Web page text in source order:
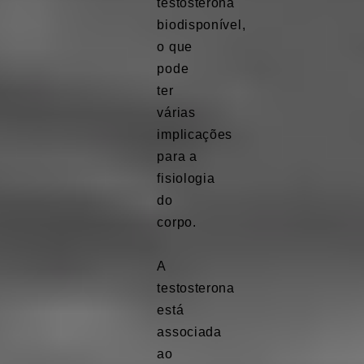
testosterona
biodisponível,
o que
pode
ter
várias
implicações
para a
fisiologia
do
corpo.
A
testosterona
está
associada
ao